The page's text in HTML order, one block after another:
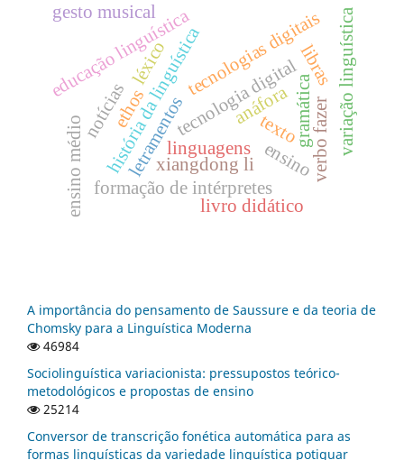
linguagens
letramentos ensino
tecnologia digitalgramática
história da linguística texto
educação linguísticatecnologias digitais
xiangdong li
formação de intérpretes
verbo fazer
anáfora variação linguística
livro didático
ensino médio
gesto musical
ethos
léxico libras
notícias
A importância do pensamento de Saussure e da teoria de
Chomsky para a Linguística Moderna
46984
Sociolinguística variacionista: pressupostos teórico-
metodológicos e propostas de ensino
25214
Conversor de transcrição fonética automática para as
formas linguísticas da variedade linguística potiguar